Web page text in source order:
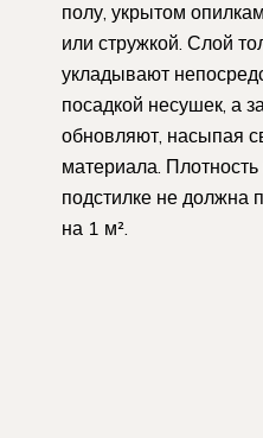
полу, укрытом
или стружкой. Слой
укладывают
посадкой несушек, а
обновляют, насыпая
материала.
подстилке не должна
на 1 м².